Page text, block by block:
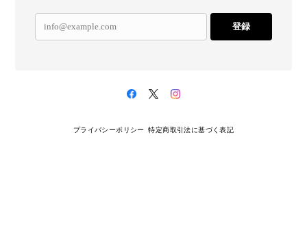
登録
プライバシーポリシー 特定商取引法に基づく表記